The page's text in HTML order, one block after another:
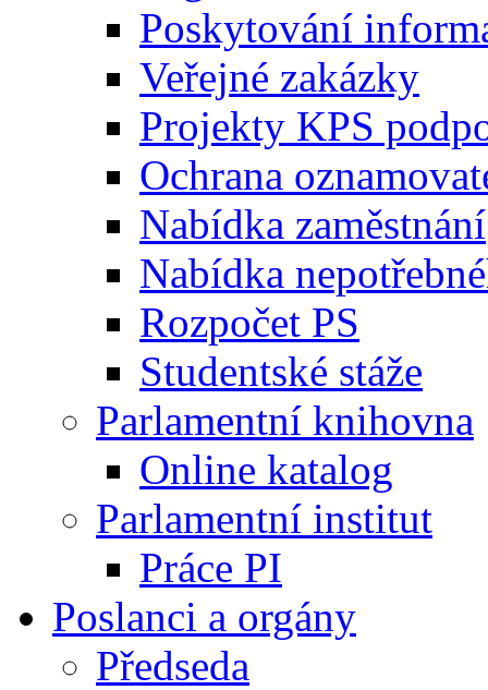
Poskytování
Veřejné zakázky
Projekty KPS
Ochrana
Nabídka zaměstnání
Nabídka
Rozpočet PS
Studentské stáže
Parlamentní knihovna
Online katalog
Parlamentní institut
Práce PI
Poslanci a orgány
Předseda